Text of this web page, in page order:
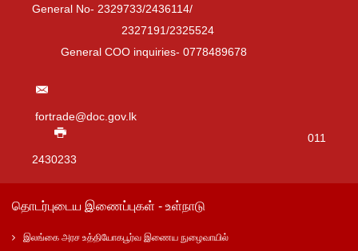
General No- 2329733/2436114/
2327191/2325524
General COO inquiries- 0778489678
fortrade@doc.gov.lk
011
2430233
தொடர்புடைய இணைப்புகள் - உள்நாடு
இலங்கை அரச உத்தியோகபூர்வ இணைய நுழைவாயில்